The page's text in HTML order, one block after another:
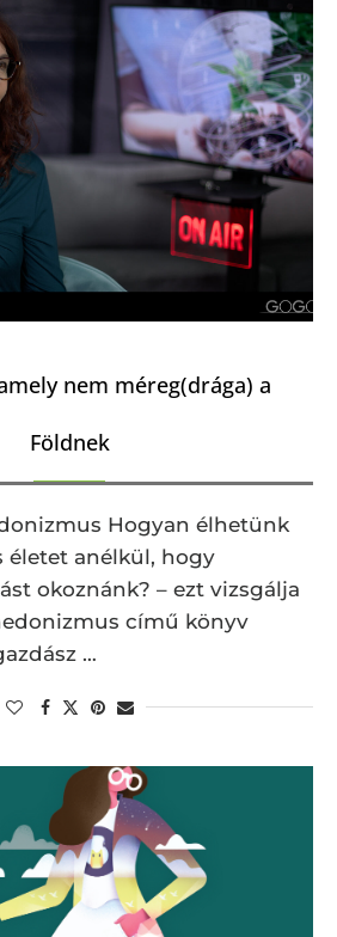
nem méreg(drága) a
Földnek
Hogyan élhetünk
életet anélkül, hogy
okoznánk? – ezt vizsgálja
című könyv
…